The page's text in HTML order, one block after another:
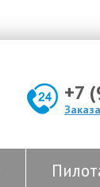
+7